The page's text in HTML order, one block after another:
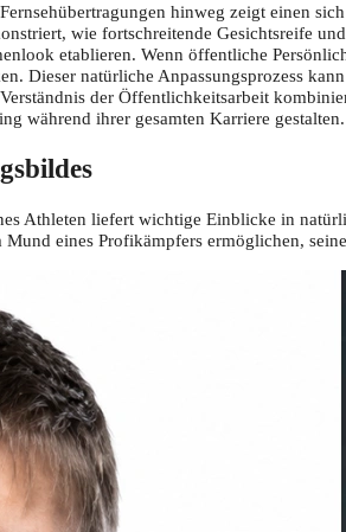
hinweg zeigt einen
wie fortschreitende Gesichtsreife
etablieren. Wenn öffentliche
Dieser natürliche Anpassungsprozess
der Öffentlichkeitsarbeit
während ihrer gesamten Karriere gestalten.
Athleten liefert wichtige Einblicke in
eines Profikämpfers ermöglichen,